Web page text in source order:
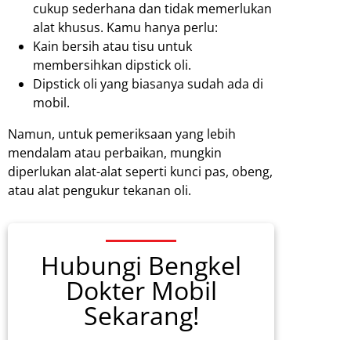
cukup sederhana dan tidak memerlukan
alat khusus. Kamu hanya perlu:
Kain bersih atau tisu untuk
membersihkan dipstick oli.
Dipstick oli yang biasanya sudah ada di
mobil.
Namun, untuk pemeriksaan yang lebih
mendalam atau perbaikan, mungkin
diperlukan alat-alat seperti kunci pas, obeng,
atau alat pengukur tekanan oli.
Hubungi Bengkel
Dokter Mobil
Sekarang!